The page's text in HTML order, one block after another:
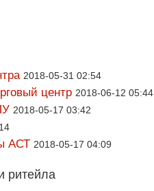
2018-05-31 02:54
центр 2018-06-12 05:44
2018-05-17 03:42
АСТ 2018-05-17 04:09
ритейла